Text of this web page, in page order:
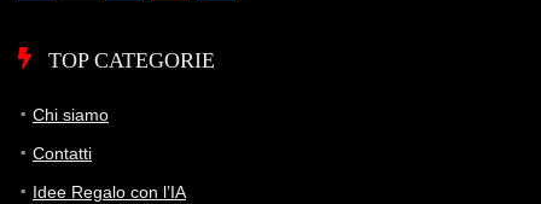
TOP CATEGORIE
Chi siamo
Contatti
Idee Regalo con l’IA